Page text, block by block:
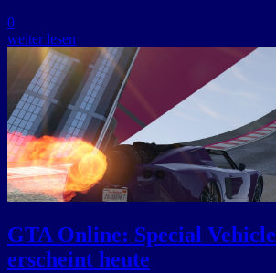
0
weiter lesen
GTA Online: Special
erscheint heute